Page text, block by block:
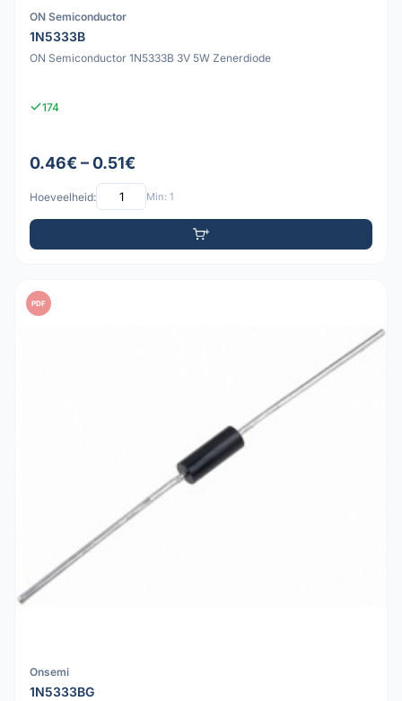
ON Semiconductor
1N5333B
ON Semiconductor 1N5333B 3V 5W Zenerdiode
174
0.46€ – 0.51€
Hoeveelheid: Min: 1
PDF
Onsemi
1N5333BG